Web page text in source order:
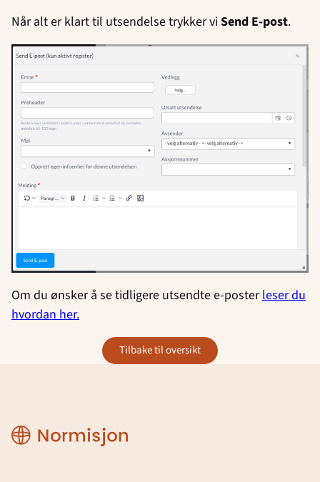
Når alt er klart til utsendelse trykker viSend E-post.
Om du ønsker å se tidligere utsendte e-posterleser du
hvordan her.
tilbake til oversikt
CRM
manual